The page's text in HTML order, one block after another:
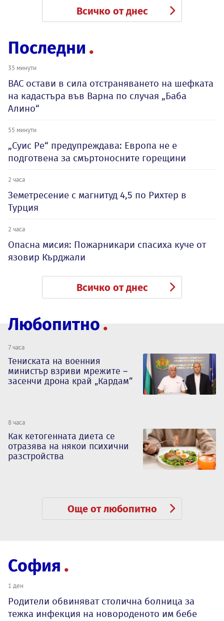
Всичко от днес
Последни
35 минути
ВАС остави в сила отстраняването на шефката
на кадастъра във Варна по случая „Баба
Алино“
55 минути
„Суис Ре“ предупреждава: Европа не е
подготвена за смъртоносните горещини
2 часа
Земетресение с магнитуд 4,5 по Рихтер в
Турция
2 часа
Опасна мисия: Пожарникари спасиха куче от
язовир Кърджали
Всичко от днес
Любопитно
7 часа
Тениската на военния
министър взриви мрежите –
засенчи дрона край „Кардам“
8 часа
Как кетогенната диета се
отразява на някои психични
разстройства
Още от любопитно
София
1 ден
Родители обвиняват столична болница за
тежка инфекция на новороденото им бебе